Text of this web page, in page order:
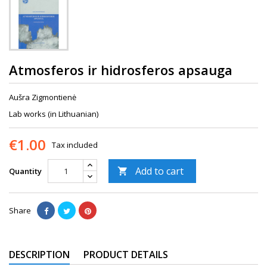
Atmosferos ir hidrosferos apsauga
Aušra Zigmontienė
Lab works (in Lithuanian)
€1.00 Tax included
Quantity  Add to cart
Share
DESCRIPTION PRODUCT DETAILS